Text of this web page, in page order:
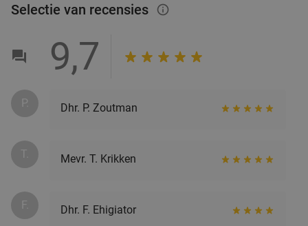
Selectie van recensies info_outlined
9,7
P. Dhr. P. Zoutman
T. Mevr. T. Krikken
F. Dhr. F. Ehigiator